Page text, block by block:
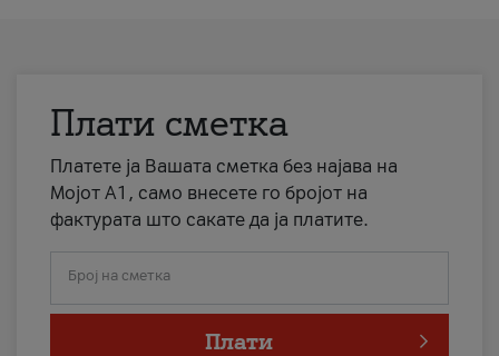
Плати сметка
Платете ја Вашата сметка без најава на
Мојот А1, само внесете го бројот на
фактурата што сакате да ја платите.
Број на сметка
Плати